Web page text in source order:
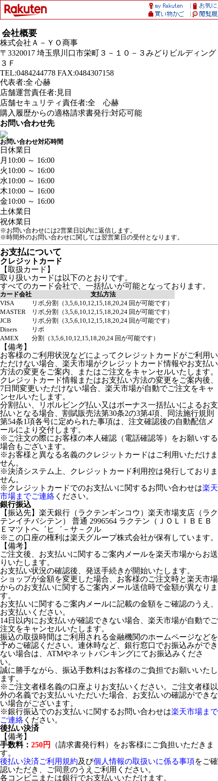
会社概要
株式会社Ａ－ＹＯ商事
〒3320017 埼玉県川口市栄町３－１０－３みどりビルディング
３Ｆ
TEL:0484244778 FAX:0484307158
代表者:全 心赫
店舗運営責任者:見目
店舗セキュリティ責任者:全 心赫
購入履歴からの適格請求書発行:対応可能
お問い合わせ先
お問い合わせ対応時間
日 休業日
月 10:00 ～ 16:00
火10:00 ～ 16:00
水10:00 ～ 16:00
木10:00 ～ 16:00
金10:00 ～ 16:00
土休業日
祝休業日
※お問い合わせには2営業日以内に返信します。
※時間外のお問い合わせに関しては翌営業日の受付となります。
お支払について
クレジットカード
【取扱カード】
取り扱いカードは以下のとおりです。
すべてのカード会社で、一括払いが可能となっております。
カード会社
支払方法
VISA
リボ,分割（3,5,6,10,12,15,18,20,24 回が可能です）
MASTER
リボ,分割（3,5,6,10,12,15,18,20,24 回が可能です）
JCB
リボ,分割（3,5,6,10,12,15,18,20,24 回が可能です）
Diners
リボ
AMEX
分割（3,5,6,10,12,15,18,20,24 回が可能です）
【備考】
お客様のご利用状況などによってクレジットカードがご利用い
ただけない場合、楽天市場がクレジットカード情報やお支払い
方法の変更をご案内、またはご注文をキャンセルいたします。
クレジットカード情報またはお支払い方法の変更をご案内後、
7日間変更いただけない場合、楽天市場が自動でご注文をキャ
ンセルいたします。
分割払い、リボルビング払い又はボーナス一括払いによるお支
払いとなる場合、割賦販売法第30条2の3第4項、同法施行規則
第54条1項各号に定められた事項は、注文確認後の自動配信メ
ールにより交付します。
※ご注文の際にお客様の本人確認（電話確認等）をお願いする
場合もございます。
※お客様と異なる名義のクレジットカードはご利用いただけま
せん。
※決済システム上、クレジットカード利用控は発行しておりま
せん。
※クレジットカードでのお支払いに関するお問い合わせは楽天
市場までご連絡 ください。
銀行振込
【振込先】楽天銀行（ラクテンギンコウ）楽天市場支店（ラク
テンイチバシテン） 普通 2996564 ラクテン（ＪＯＬＩＢＥＢ
Ｅマツトヘ゛ヒ゛－サ－クル
※この口座の権利は楽天グループ株式会社が保有しています。
【備考】
ご注文後、お支払いに関するご案内メールを楽天市場からお送
りいたします。
お支払い状況の確認後、発送手続きが開始いたします。
ショップが金額を変更した場合、お客様のご注文時と楽天市場
からのお支払いに関するご案内メール送信時で金額が異なりま
す。
お支払いに関するご案内メールに記載の金額をご確認のうえ、
お支払いください。
14日以内にお支払いが確認できない場合、楽天市場が自動でご
注文をキャンセルいたします。
振込の取扱時間はご利用される金融機関のホームページなどを
予めご確認ください。連休時など、銀行窓口でお振込みができ
ない場合は、ATMやネットバンキングにてお振込みくださ
い。
誠に勝手ながら、振込手数料はお客様のご負担でお願いいたし
ます。
※ご注文者様名義の口座よりお支払いください。ご注文者様以
外の名義でお支払いいただいた場合、お支払いの確認ができな
い場合がございます。
※銀行振込でのお支払いに関するお問い合わせは楽天市場まで
ご連絡 ください。
後払い決済
【備考】
手数料： 250円
（請求書発行料）をお客様にご負担いただきま
す。
後払い決済ご利用規約及び個人情報の取扱いに係る事項をご確
認いただき、ご同意のうえご利用ください。
各コンビニまたは銀行でお支払いいただけます。